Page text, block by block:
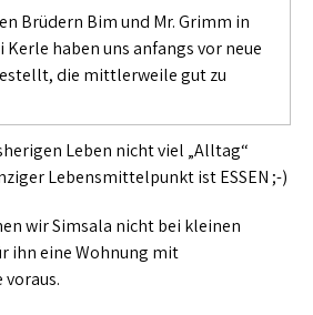
Brüdern Bim und Mr. Grimm in
Kerle haben uns anfangs vor neue
die mittlerweile gut zu
Leben nicht viel „Alltag“
Lebensmittelpunkt ist ESSEN ;-)
wir Simsala nicht bei kleinen
ihn eine Wohnung mit